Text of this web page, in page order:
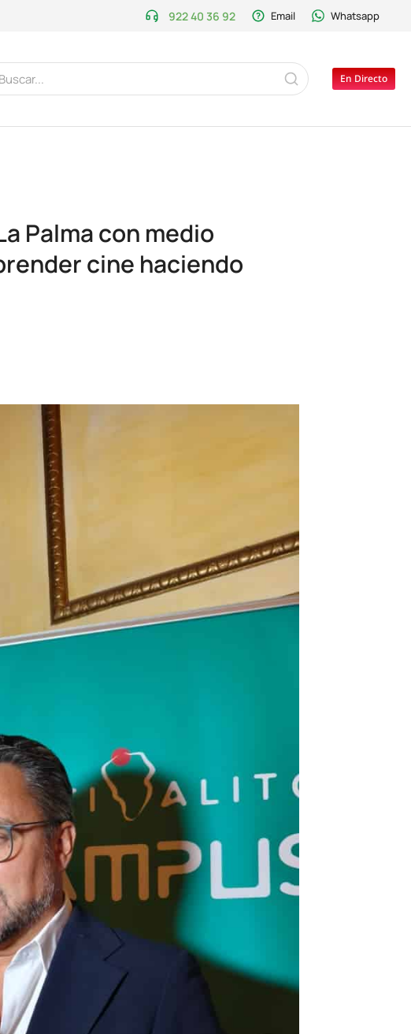
922 40 36 92 Email Whatsapp
En Directo
Palma con medio
cine haciendo